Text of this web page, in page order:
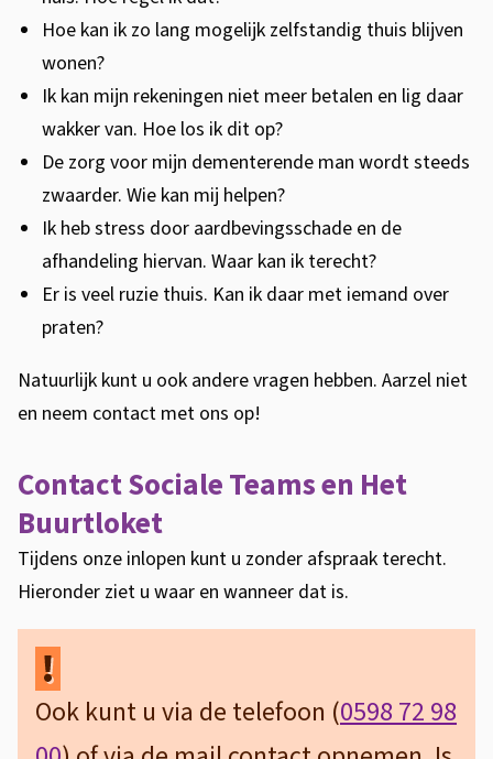
Hoe kan ik zo lang mogelijk zelfstandig thuis blijven
wonen?
Ik kan mijn rekeningen niet meer betalen en lig daar
wakker van. Hoe los ik dit op?
De zorg voor mijn dementerende man wordt steeds
zwaarder. Wie kan mij helpen?
Ik heb stress door aardbevingsschade en de
afhandeling hiervan. Waar kan ik terecht?
Er is veel ruzie thuis. Kan ik daar met iemand over
praten?
Natuurlijk kunt u ook andere vragen hebben. Aarzel niet
en neem contact met ons op!
Contact Sociale Teams en Het
Buurtloket
Tijdens onze inlopen kunt u zonder afspraak terecht.
Hieronder ziet u waar en wanneer dat is.
Ook kunt u via de telefoon (0598 72 98